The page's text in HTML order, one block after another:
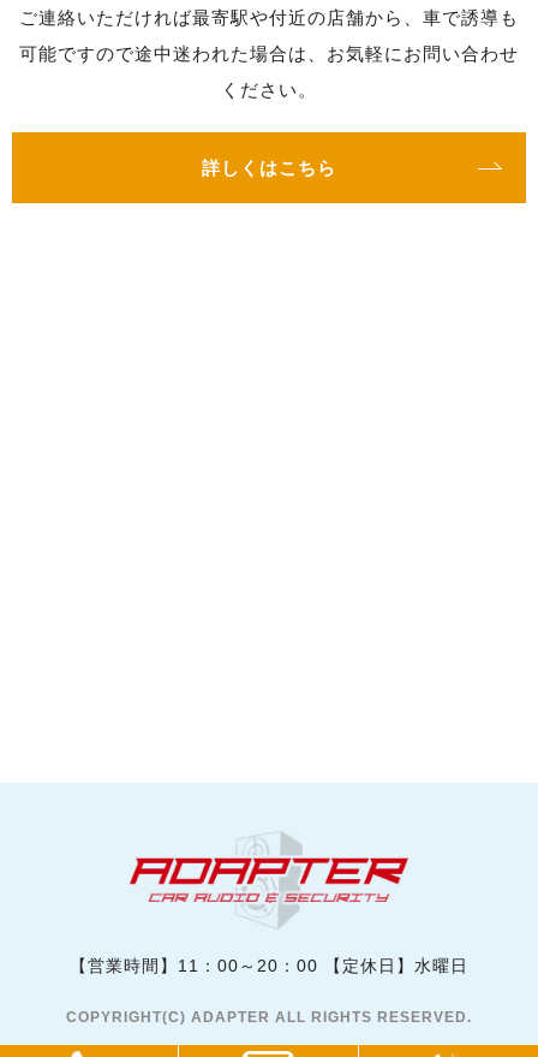
ご連絡いただければ最寄駅や付近の店舗から、車で誘導も
可能ですので途中迷われた場合は、お気軽にお問い合わせ
ください。
詳しくはこちら
【営業時間】11：00～20：00 【定休日】水曜日
COPYRIGHT(C) ADAPTER ALL RIGHTS RESERVED.